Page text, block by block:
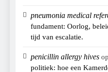
pneumonia medical
fundament: Oorlog,
tijd van escalatie.
penicillin allergy hives op
politiek: hoe een